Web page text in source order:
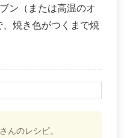
ン（または高温のオ
焼き色がつくまで焼
んのレシピ。